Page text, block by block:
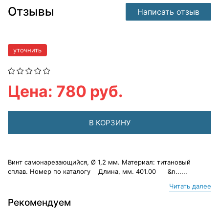
Отзывы Написать отзыв
уточнить
Цена: 780 руб.
В КОРЗИНУ
Винт самонарезающийся, Ø 1,2 мм. Материал: титановый
сплав. Номер по каталогу Длина, мм. 401.00 &n......
Читать далее
Рекомендуем